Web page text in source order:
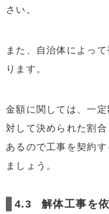
さい。
また、自治体によっ
ります。
金額に関しては、一
対して決められた割
あるので工事を契約
ましょう。
解体工事を